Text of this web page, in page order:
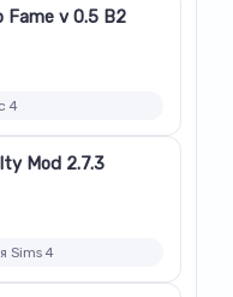
v 0.5 B2
4
Mod 2.7.3
Sims 4